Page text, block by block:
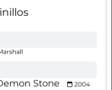
Stone 2004